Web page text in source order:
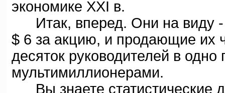
экономике XXI в.
Итак, вперед. Они на виду
$ 6 за акцию, и продающие их
десяток руководителей в
мультимиллионерами.
Вы знаете статистические